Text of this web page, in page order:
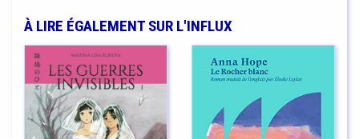
À LIRE ÉGALEMENT SUR L'INFLUX